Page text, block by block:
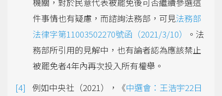
件事情也有疑慮，而諮詢法務部，可見法務部
法律字第11003502270號函（2021/3/10）
。法
務部所引用的見解中，也有論者認為應該禁止
被罷免者4年內再次投入所有權舉。
例如中央社（2021），《中選會：王浩宇22日